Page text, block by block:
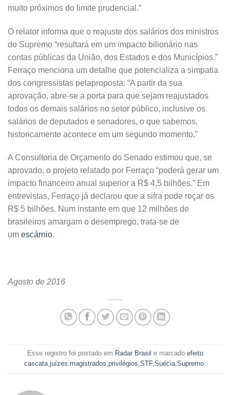
muito próximos do limite prudencial.”
O relator informa que o reajuste dos salários dos ministros
do Supremo “resultará em um impacto bilionário nas
contas públicas da União, dos Estados e dos Municípios.”
Ferraço menciona um detalhe que potencializa a simpatia
dos congressistas pelaproposta: “A partir da sua
aprovação, abre-se a porta para que sejam reajustados
todos os demais salários no setor público, inclusive os
salários de deputados e senadores, o que sabemos,
historicamente acontece em um segundo momento.”
A Consultoria de Orçamento do Senado estimou que, se
aprovado, o projeto relatado por Ferraço “poderá gerar um
impacto financeiro anual superior a R$ 4,5 bilhões.” Em
entrevistas, Ferraço já declarou que a sifra pode roçar os
R$ 5 bilhões. Num instante em que 12 milhões de
brasileiros amargam o desemprego, trata-se de
um escárnio.
Agosto de 2016
Esse registro foi postado em Radar Brasil e marcado efeito
cascata,juízes,magistrados,privilégios,STF,Suécia,Supremo.